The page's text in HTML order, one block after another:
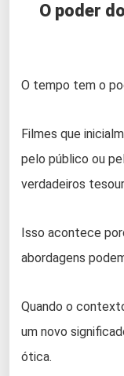
O poder
O tempo tem o
Filmes que
pelo público ou
verdadeiros
Isso acontece
abordagens
Quando o
um novo
ótica.